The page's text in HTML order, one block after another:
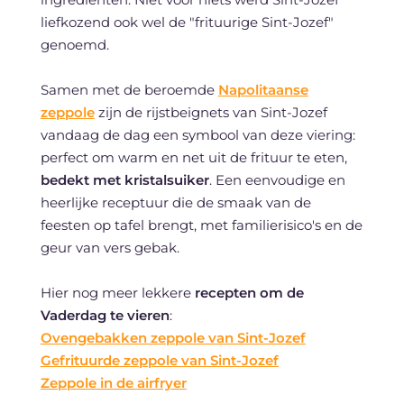
liefkozend ook wel de "frituurige Sint-Jozef"
genoemd.
Samen met de beroemde Napolitaanse
zeppolezijn de rijstbeignets van Sint-Jozef
vandaag de dag een symbool van deze viering:
perfect om warm en net uit de frituur te eten,
bedekt met kristalsuiker. Een eenvoudige en
heerlijke receptuur die de smaak van de
feesten op tafel brengt, met familierisico's en de
geur van vers gebak.
Hier nog meer lekkere recepten om de
Vaderdag te vieren:
Ovengebakken zeppole van Sint-Jozef
Gefrituurde zeppole van Sint-Jozef
Zeppole in de airfryer